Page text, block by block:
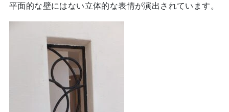
平面的な壁にはない立体的な表情が演出されています。